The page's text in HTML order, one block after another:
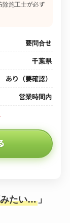
除施工士が必ず
要問合せ
千葉県
あり（要確認）
営業時間内
みたい…」